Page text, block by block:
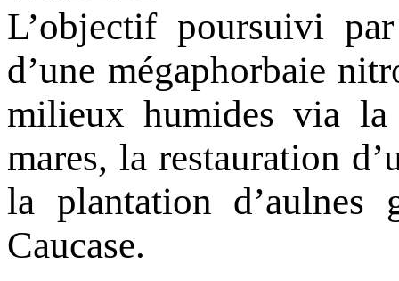
L’objectif poursuivi
d’une mégaphorbaie
milieux humides via la
mares, la restauration
la plantation
Caucase.